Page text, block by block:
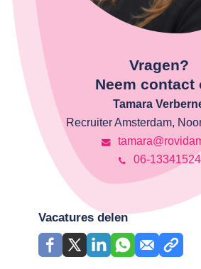
Vragen?
Neem contact
Tamara
Recruiter Amsterdam,
06-13341524
Vacatures delen